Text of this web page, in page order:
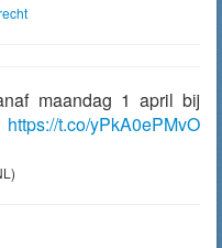
maandag 1 april bij
https://t.co/yPkA0ePMvO